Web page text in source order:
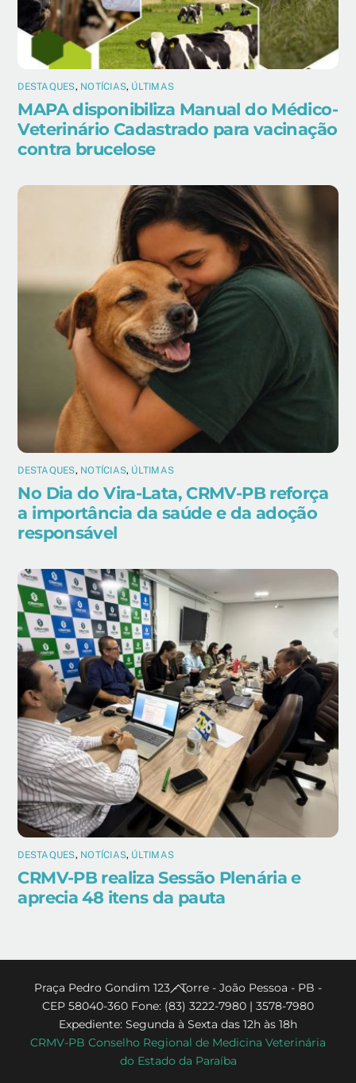
DESTAQUES, NOTÍCIAS, ÚLTIMAS
MAPA disponibiliza Manual do Médico-
Veterinário Cadastrado para vacinação
contra brucelose
DESTAQUES, NOTÍCIAS, ÚLTIMAS
No Dia do Vira-Lata, CRMV-PB reforça
a importância da saúde e da adoção
responsável
DESTAQUES, NOTÍCIAS, ÚLTIMAS
CRMV-PB realiza Sessão Plenária e
aprecia 48 itens da pauta
Back
To
Top
Praça Pedro Gondim 123 - Torre - João Pessoa - PB -
CEP 58040-360 Fone: (83) 3222-7980 | 3578-7980
Expediente: Segunda à Sexta das 12h às 18h
CRMV-PB Conselho Regional de Medicina Veterinária
do Estado da Paraíba